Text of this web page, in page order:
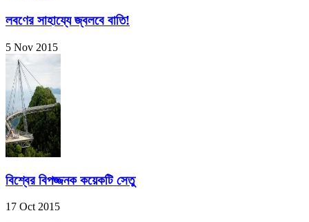
লবণের সাহায্যে জ্বলবে বাতি!
5 Nov 2015
বিশ্বের বিপজ্জনক কয়েকটি সেতু
17 Oct 2015